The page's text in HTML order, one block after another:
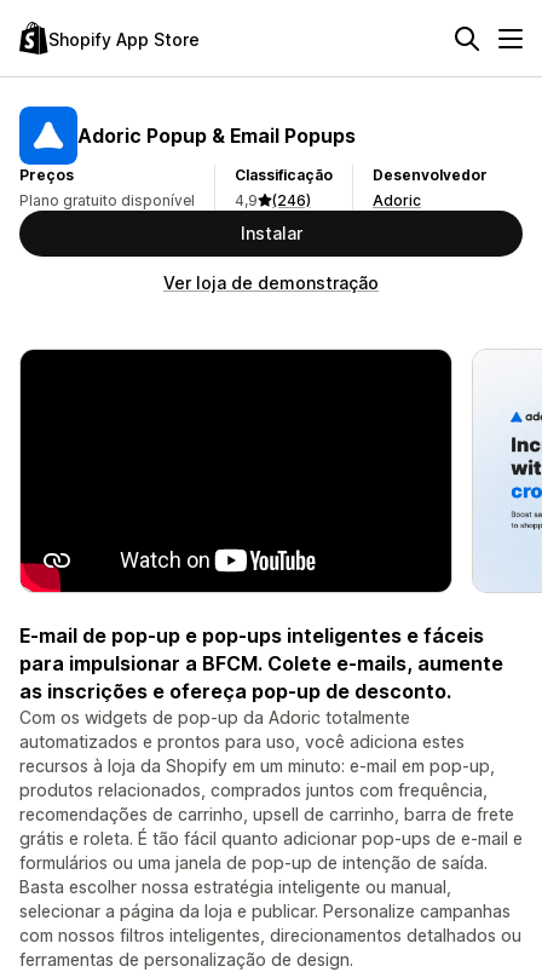
Shopify App Store
Adoric Popup & Email Popups
Preços
Plano gratuito disponível
Classificação
4,9
(246)
Desenvolvedor
Adoric
Instalar
Ver loja de demonstração
E-mail de pop-up e pop-ups inteligentes e fáceis
para impulsionar a BFCM. Colete e-mails, aumente
as inscrições e ofereça pop-up de desconto.
Com os widgets de pop-up da Adoric totalmente
automatizados e prontos para uso, você adiciona estes
recursos à loja da Shopify em um minuto: e-mail em pop-up,
produtos relacionados, comprados juntos com frequência,
recomendações de carrinho, upsell de carrinho, barra de frete
grátis e roleta. É tão fácil quanto adicionar pop-ups de e-mail e
formulários ou uma janela de pop-up de intenção de saída.
Basta escolher nossa estratégia inteligente ou manual,
selecionar a página da loja e publicar. Personalize campanhas
com nossos filtros inteligentes, direcionamentos detalhados ou
ferramentas de personalização de design.